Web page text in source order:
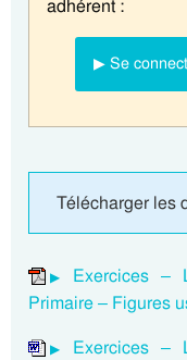
adhérent :
▶ Se
Télécharger les
Exercices –
Primaire – Figures
Exercices –